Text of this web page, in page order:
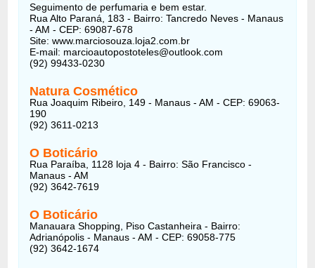
Seguimento de perfumaria e bem estar.
Rua Alto Paraná, 183 - Bairro: Tancredo Neves - Manaus
- AM - CEP: 69087-678
Site: www.marciosouza.loja2.com.br
E-mail: marcioautopostoteles@outlook.com
(92) 99433-0230
Natura Cosmético
Rua Joaquim Ribeiro, 149 - Manaus - AM - CEP: 69063-
190
(92) 3611-0213
O Boticário
Rua Paraíba, 1128 loja 4 - Bairro: São Francisco -
Manaus - AM
(92) 3642-7619
O Boticário
Manauara Shopping, Piso Castanheira - Bairro:
Adrianópolis - Manaus - AM - CEP: 69058-775
(92) 3642-1674